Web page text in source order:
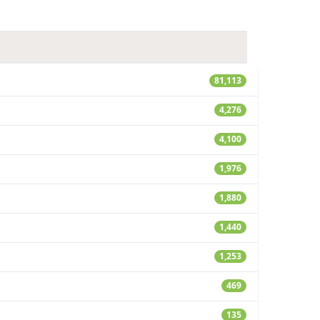
81,113
4,276
4,100
1,976
1,880
1,440
1,253
469
135